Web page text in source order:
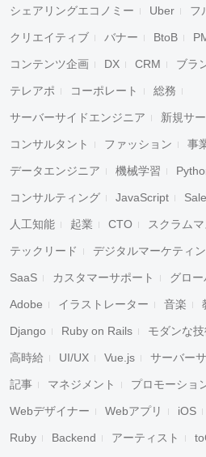
キャンセル
シェアリングエコノミー Uber フ
クリエイティブ バナー BtoB
コンテンツ企画 DX CRM ブラ
テレアポ コーポレート 総務
サーバーサイドエンジニア 新規サ
コンサルタント ファッション 事
データエンジニア 機械学習
コンサルティング JavaScript
人工知能 起業 CTO スクラム
テックリード デジタルマーケティ
SaaS カスタマーサポート グロ
Adobe イラストレーター 音楽
Django Ruby on Rails モダンな
高時給 UI/UX Vue.js サーバー
記事 マネジメント プロモーショ
Webデザイナー Webアプリ iOS
Ruby Backend アーティスト